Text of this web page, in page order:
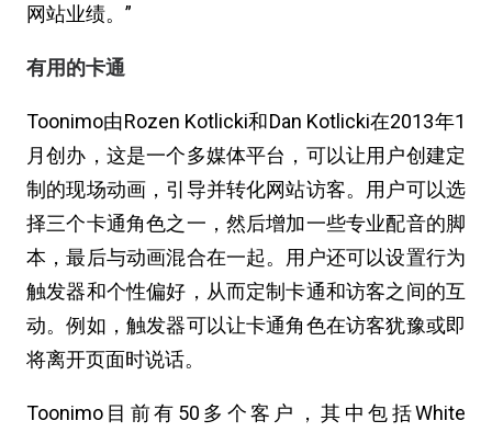
网站业绩。”
有用的卡通
Toonimo由Rozen Kotlicki和Dan Kotlicki在2013年1
月创办，这是一个多媒体平台，可以让用户创建定
制的现场动画，引导并转化网站访客。用户可以选
择三个卡通角色之一，然后增加一些专业配音的脚
本，最后与动画混合在一起。用户还可以设置行为
触发器和个性偏好，从而定制卡通和访客之间的互
动。例如，触发器可以让卡通角色在访客犹豫或即
将离开页面时说话。
Toonimo目前有50多个客户，其中包括White